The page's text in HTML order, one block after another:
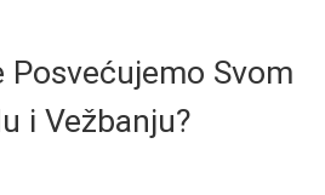
Posvećujemo Svom
i Vežbanju?